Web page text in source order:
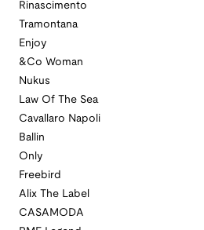
Rinascimento
Tramontana
Enjoy
&Co Woman
Nukus
Law Of The Sea
Cavallaro Napoli
Ballin
Only
Freebird
Alix The Label
CASAMODA